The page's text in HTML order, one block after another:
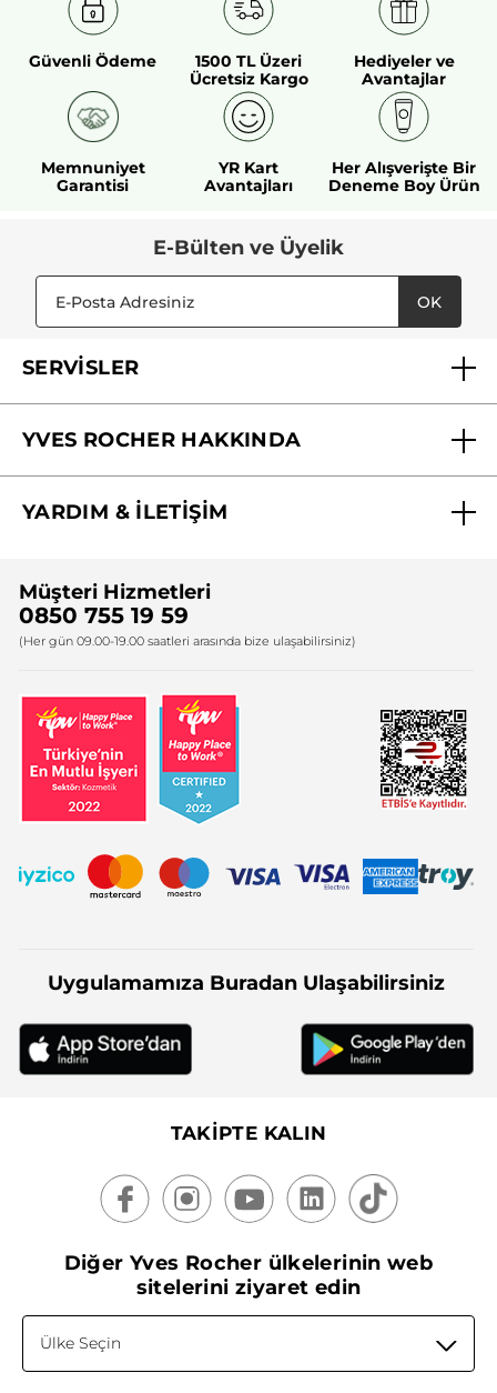
Güvenli Ödeme
1500 TL Üzeri
Ücretsiz Kargo
Hediyeler ve
Avantajlar
Memnuniyet
Garantisi
YR Kart
Avantajları
Her Alışverişte Bir
Deneme Boy Ürün
E-Bülten ve Üyelik
OK
SERVİSLER
YVES ROCHER HAKKINDA
Yves Rocher Vakfı
YARDIM & İLETİŞİM
Bize Ulaşın
Firma Bilgileri
Müşteri Hizmetleri
0850 755 19 59
(Her gün 09.00-19.00 saatleri arasında bize ulaşabilirsiniz)
Uygulamamıza Buradan Ulaşabilirsiniz
TAKİPTE KALIN
Diğer Yves Rocher ülkelerinin web
sitelerini ziyaret edin
Ülke Seçin